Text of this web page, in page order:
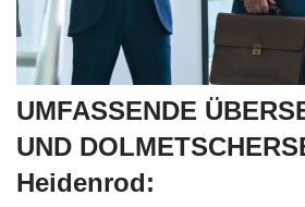
UMFASSENDE
UND
Heidenrod: